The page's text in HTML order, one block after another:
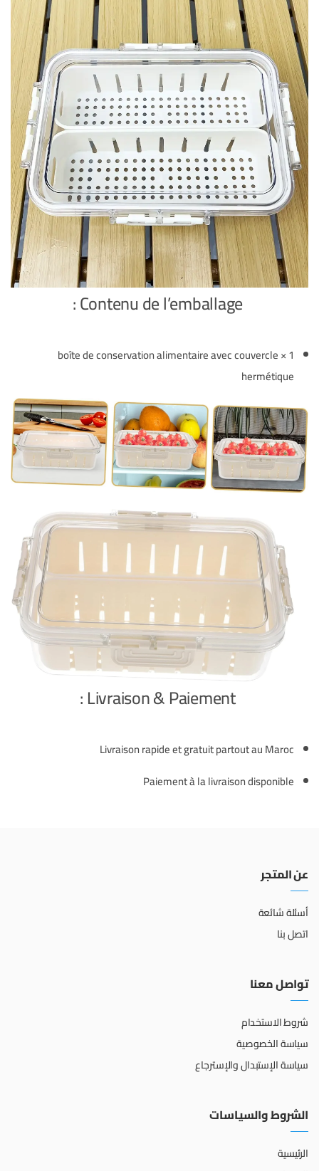
1 × boîte de conservation alimentaire avec couvercle
hermétique
Livraison & Paiement :
Livraison rapide et gratuit partout au Maroc
Paiement à la livraison disponible
عن المتجر
أسئلة شائعة
اتصل بنا
تواصل معنا
شروط الاستخدام
سياسة الخصوصية
سياسة الإستبدال والإسترجاع
الشروط والسياسات
الرئيسية